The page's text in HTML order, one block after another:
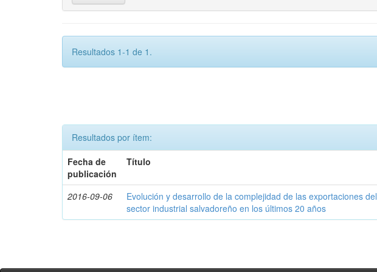
Resultados 1-1 de 1.
Resultados por ítem:
Fecha de
publicación
Título
2016-09-06
Evolución y desarrollo de la complejidad de las exportaciones del
sector industrial salvadoreño en los últimos 20 años